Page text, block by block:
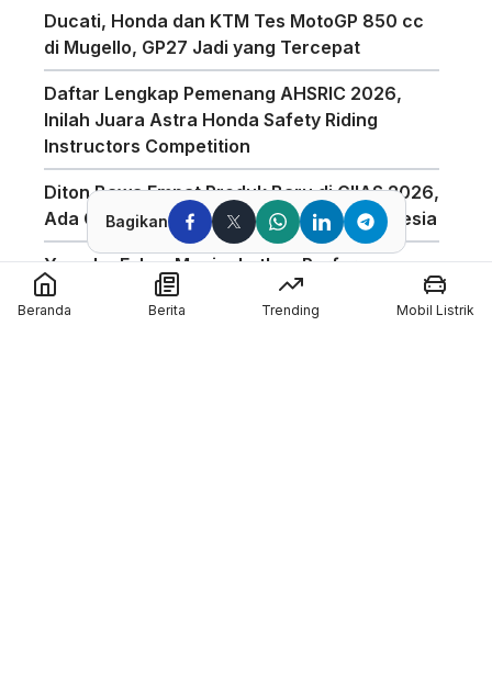
Ducati, Honda dan KTM Tes MotoGP 850 cc
di Mugello, GP27 Jadi yang Tercepat
Daftar Lengkap Pemenang AHSRIC 2026,
Inilah Juara Astra Honda Safety Riding
Instructors Competition
Diton Bawa Empat Produk Baru di GIIAS 2026,
Ada Compound Aerosol Pertama di Indonesia
Yamaha Fokus Meningkatkan Performa
Bagian Depan Untuk Motor 850cc
Bagikan
Beranda Berita Trending Mobil Listrik